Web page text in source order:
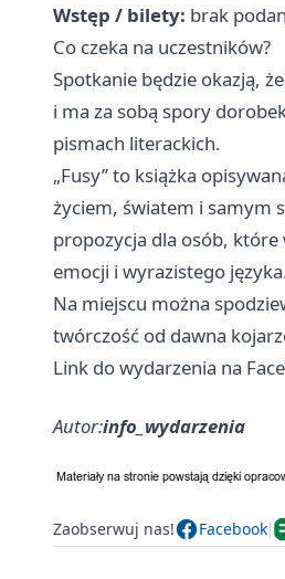
Wstęp / bilety: brak
Co czeka na uczestników?
Spotkanie będzie okazją,
i ma za sobą spory
pismach literackich.
„Fusy” to książka
życiem, światem i samym
propozycja dla osób,
emocji i wyrazistego
Na miejscu można
twórczość od dawna
Link do wydarzenia na
Autor:info_wydarzenia
Zaobserwuj nas! Facebook